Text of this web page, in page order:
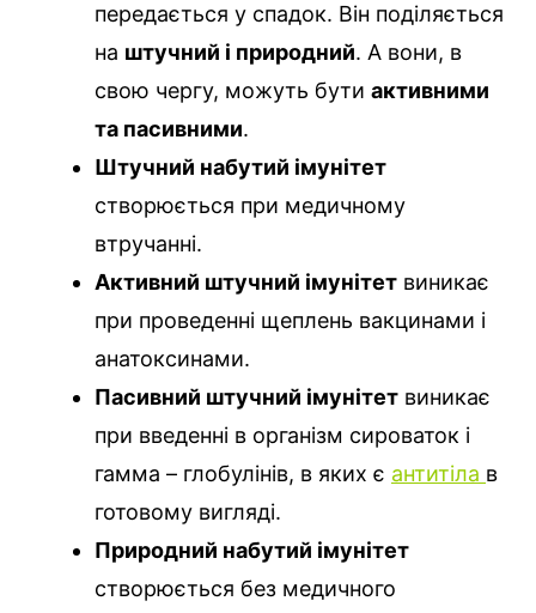
передається у спадок. Він поділяється
на штучний і природний. А вони, в
свою чергу, можуть бути активними
та пасивними.
Штучний набутий імунітет
створюється при медичному
втручанні.
Активний штучний імунітет виникає
при проведенні щеплень вакцинами і
анатоксинами.
Пасивний штучний імунітет виникає
при введенні в організм сироваток і
гамма – глобулінів, в яких є антитіла в
готовому вигляді.
Природний набутий імунітет
створюється без медичного